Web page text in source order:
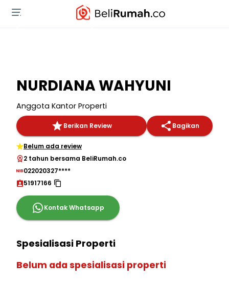
NURDIANA WAHYUNI
Anggota Kantor Properti
Berikan Review Bagikan
Belum ada review
2 tahun bersama BeliRumah.co
022020327****
51917166
Kontak Whatsapp
Spesialisasi Properti
Belum ada spesialisasi properti